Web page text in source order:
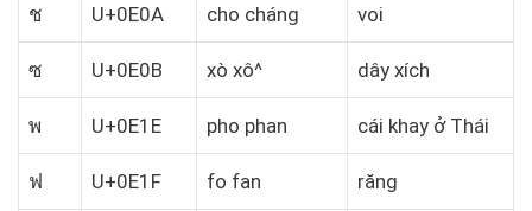
ช U+0E0A cho cháng voi
ซ U+0E0B xò xô^ dây xích
พ U+0E1E pho phan cái khay ở Thái
ฟ U+0E1F fo fan răng